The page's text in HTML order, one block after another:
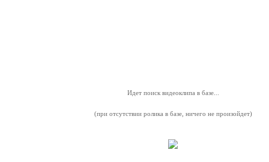
Идет поиск видеоклипа в базе...
(при отсутствии ролика в базе, ничего не произойдет)